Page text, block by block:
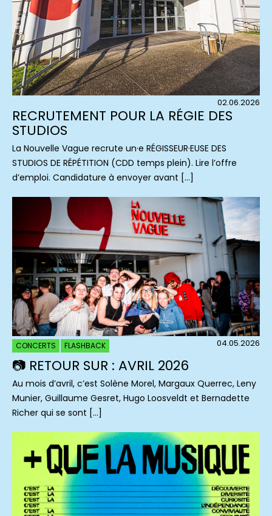
02.06.2026
RECRUTEMENT POUR LA RÉGIE DES
STUDIOS
La Nouvelle Vague recrute un·e RÉGISSEUR·EUSE DES
STUDIOS DE RÉPÉTITION (CDD temps plein). Lire l’offre
d’emploi. Candidature à envoyer avant […]
CONCERTS FLASHBACK 04.05.2026
📷 RETOUR SUR : AVRIL 2026
Au mois d’avril, c’est Solène Morel, Margaux Querrec, Leny
Munier, Guillaume Gesret, Hugo Loosveldt et Bernadette
Richer qui se sont […]